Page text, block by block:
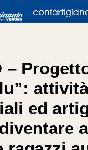
–
attività
ed